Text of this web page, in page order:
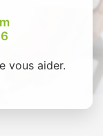
vous aider.